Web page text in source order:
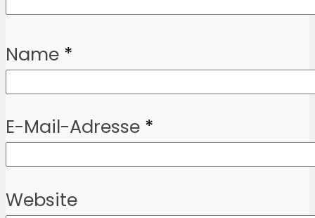
Name *
E-Mail-Adresse *
Website